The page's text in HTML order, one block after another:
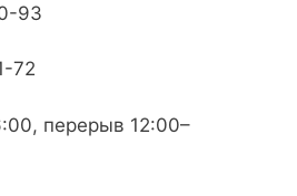
93
72
перерыв 12:00–